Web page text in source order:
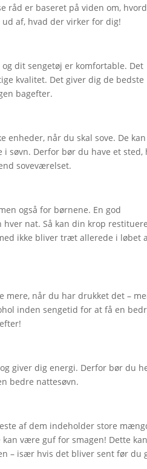
råd er baseret på viden om,
af, hvad der virker for dig!
dit sengetøj er komfortable. Det
kvalitet. Det giver dig de bedste
bagefter.
enheder, når du skal sove. De
søvn. Derfor bør du have et sted,
soveværelset.
også for børnene. En god
nat. Så kan din krop
ikke bliver træt allerede i løbet
mere, når du har drukket det –
inden sengetid for at få en
giver dig energi. Derfor bør du
bedre nattesøvn.
af dem indeholder store
kan være guf for smagen! Dette
– især hvis det bliver sent før du